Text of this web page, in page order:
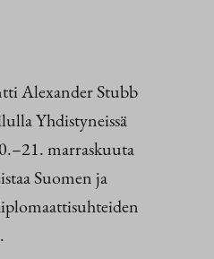
Alexander Stubb
Yhdistyneissä
marraskuuta
Suomen ja